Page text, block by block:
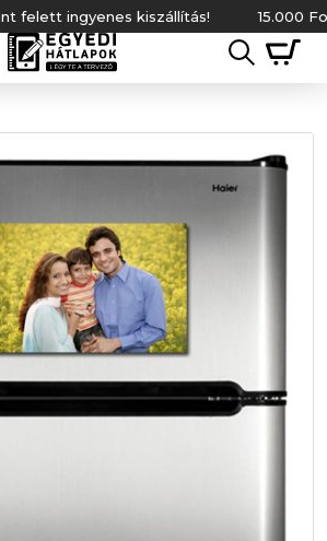
ingyenes kiszállítás! 15.000